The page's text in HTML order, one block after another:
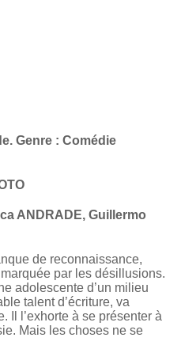
Genre : Comédie
ANDRADE, Guillermo
de reconnaissance,
par les désillusions.
adolescente d’un milieu
talent d’écriture, va
Il l’exhorte à se présenter à
Mais les choses ne se